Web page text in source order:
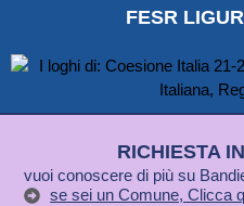
FESR
RICHIESTA
vuoi conoscere di più su
se sei un Comune, Clicca